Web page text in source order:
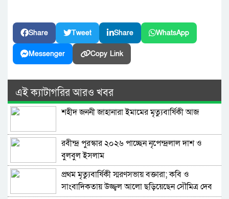
Share Tweet Share WhatsApp
Messenger Copy Link
এই ক্যাটাগরির আরও খবর
শহীদ জননী জাহানারা ইমামের মৃত্যুবার্ষিকী আজ
রবীন্দ্র পুরস্কার ২০২৬ পাচ্ছেন নৃপেন্দ্রলাল দাশ ও
বুলবুল ইসলাম
প্রথম মৃত্যুবার্ষিকী স্মরণসভায় বক্তারা; কবি ও
সাংবাদিকতায় উজ্জ্বল আলো ছড়িয়েছেন সৌমিত্র দেব